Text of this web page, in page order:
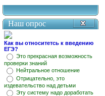
Наш опрос
Как вы относитетсь к введению
ЕГЭ?
Это прекрасная возможность
проверки знаний
Нейтральное отношение
Отрицательно, это
издевательство над детьми
Эту систему надо доработать